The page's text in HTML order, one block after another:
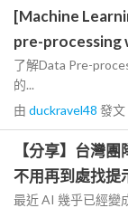
[Machine
pre-processing
了解Data Pre-
的...
由 duckravel48 發文
【分享】台灣
不用再到處找提
最近 AI 幾乎已經變